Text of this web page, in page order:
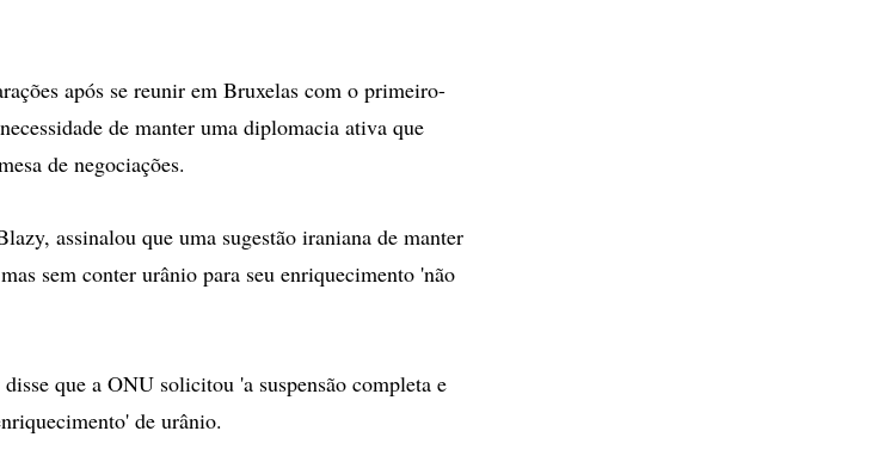
após se reunir em Bruxelas com o primeiro-
de manter uma diplomacia ativa que
de negociações.
assinalou que uma sugestão iraniana de manter
sem conter urânio para seu enriquecimento 'não
que a ONU solicitou 'a suspensão completa e
de urânio.